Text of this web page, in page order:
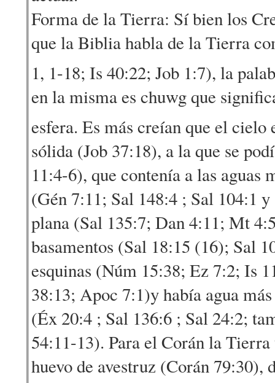
Forma de la Tierra: Sí bien los
que la Biblia habla de la Tierra
1, 1-18; Is 40:22; Job 1:7), la
en la misma es chuwg que
esfera. Es más creían que el cielo
sólida (Job 37:18), a la que se
11:4-6), que contenía a las aguas
(Gén 7:11; Sal 148:4 ; Sal 104:1
plana (Sal 135:7; Dan 4:11; Mt
basamentos (Sal 18:15 (16); Sal
esquinas (Núm 15:38; Ez 7:2; Is
38:13; Apoc 7:1)y había agua
(Éx 20:4 ; Sal 136:6 ; Sal 24:2;
54:11-13). Para el Corán la
huevo de avestruz (Corán 79:30),